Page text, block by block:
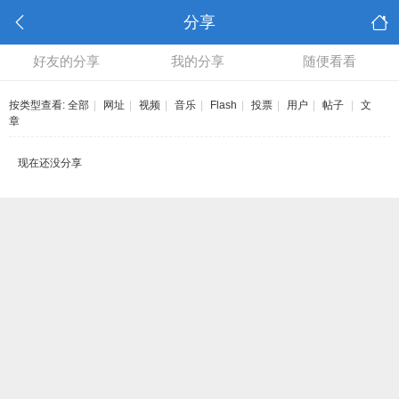
分享
好友的分享 我的分享 随便看看
按类型查看: 全部 网址 视频 音乐 Flash 投票 用户 帖子
文
章
现在还没分享